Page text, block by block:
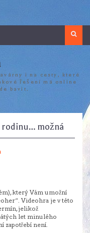
i na cesty, které
řešení má online
bavit.
rodinu… možná
který Vám umožní
Videohra je v této
jelikož
let minulého
zapotřebí není.